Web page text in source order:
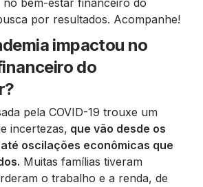
bem-estar financeiro do
por resultados. Acompanhe!
impactou no
do
pela COVID-19 trouxe um
incertezas, que vão desde os
oscilações econômicas que
Muitas famílias tiveram
o trabalho e a renda, de